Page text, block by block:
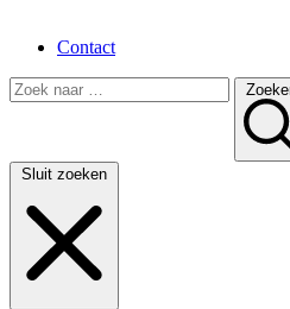
Contact
Sluit zoeken